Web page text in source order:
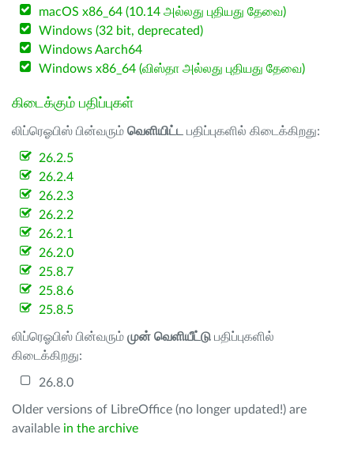
macOS x86_64 (10.14 அல்லது புதியது தேவை)
Windows (32 bit, deprecated)
Windows Aarch64
Windows x86_64 (விஸ்தா அல்லது புதியது தேவை)
கிடைக்கும் பதிப்புகள்
லிப்ரெஓபிஸ் பின்வரும் வெளியிட்ட பதிப்புகளில் கிடைக்கிறது:
26.2.5
26.2.4
26.2.3
26.2.2
26.2.1
26.2.0
25.8.7
25.8.6
25.8.5
லிப்ரெஓபிஸ் பின்வரும் முன் வெளியீட்டு பதிப்புகளில்
கிடைக்கிறது:
26.8.0
Older versions of LibreOffice (no longer updated!) are
available in the archive